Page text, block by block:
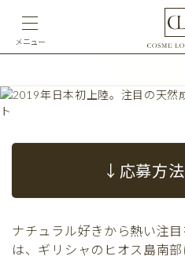
メニュー
↓応募方
ナチュラル好きから熱い注目
は、ギリシャのヒオス島南